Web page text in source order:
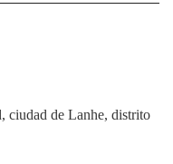
ciudad de Lanhe, distrito